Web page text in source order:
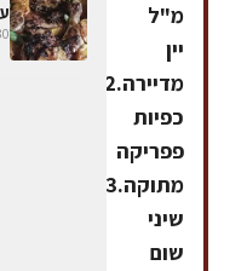
מ"ל
יין
מדיירה.2
כפיות
פפריקה
מתוקה.3
שיני
שום
30